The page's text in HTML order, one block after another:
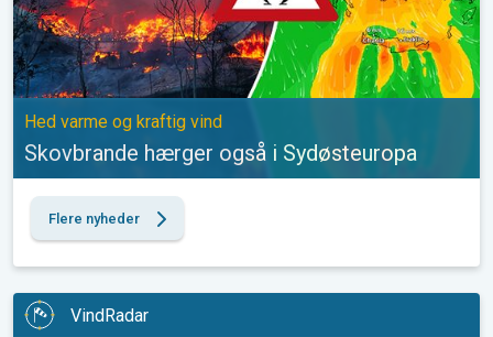
Hed varme og kraftig vind
Skovbrande hærger også i Sydøsteuropa
Flere nyheder
VindRadar